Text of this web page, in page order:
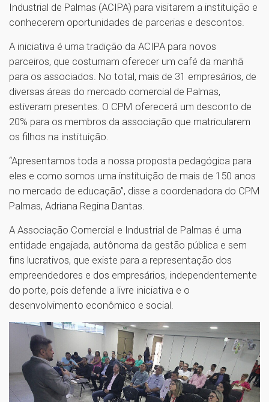
Industrial de Palmas (ACIPA) para visitarem a instituição e
conhecerem oportunidades de parcerias e descontos.
A iniciativa é uma tradição da ACIPA para novos
parceiros, que costumam oferecer um café da manhã
para os associados. No total, mais de 31 empresários, de
diversas áreas do mercado comercial de Palmas,
estiveram presentes. O CPM oferecerá um desconto de
20% para os membros da associação que matricularem
os filhos na instituição.
“Apresentamos toda a nossa proposta pedagógica para
eles e como somos uma instituição de mais de 150 anos
no mercado de educação”, disse a coordenadora do CPM
Palmas, Adriana Regina Dantas.
A Associação Comercial e Industrial de Palmas é uma
entidade engajada, autônoma da gestão pública e sem
fins lucrativos, que existe para a representação dos
empreendedores e dos empresários, independentemente
do porte, pois defende a livre iniciativa e o
desenvolvimento econômico e social.